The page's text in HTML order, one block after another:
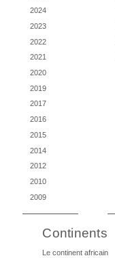
2024
2023
2022
2021
2020
2019
2017
2016
2015
2014
2012
2010
2009
Continents
Le continent africain